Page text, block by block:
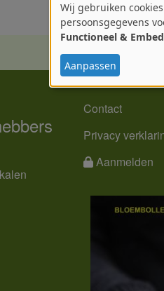
MENU
Contact
Privacy
Aanmelden
Gebruik
van
en
cookies
Wij gebruiken
persoonsgegevens
Functioneel &
Aanpassen